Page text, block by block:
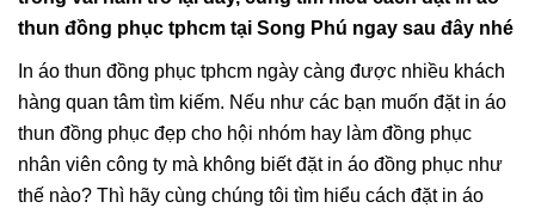
thun đồng phục tphcm tại Song Phú ngay sau đây nhé
In áo thun đồng phục tphcm ngày càng được nhiều khách
hàng quan tâm tìm kiếm. Nếu như các bạn muốn đặt in áo
thun đồng phục đẹp cho hội nhóm hay làm đồng phục
nhân viên công ty mà không biết đặt in áo đồng phục như
thế nào? Thì hãy cùng chúng tôi tìm hiểu cách đặt in áo